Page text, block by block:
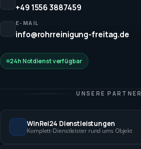
+49 1556 3887459
E-MAIL
info@rohrreinigung-freitag.de
24h Notdienst verfügbar
UNSERE PARTNER
WinRei24 Dienstleistungen
Komplett-Dienstleister rund ums Objekt